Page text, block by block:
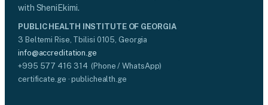
with SheniEkimi.
PUBLIC HEALTH INSTITUTE OF GEORGIA
3 Beltemi Rise, Tbilisi 0105, Georgia
info@accreditation.ge
+995 577 416 314 (Phone / WhatsApp)
certificate.ge · publichealth.ge